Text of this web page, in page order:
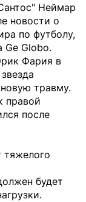
Неймар
новости о
по футболу,
Ge Globo.
Фария в
травму.
правой
после
тяжелого
будет